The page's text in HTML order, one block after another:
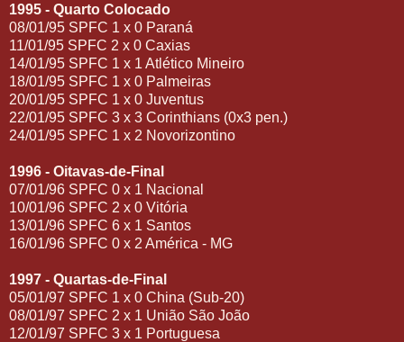
1995 - Quarto Colocado
08/01/95 SPFC 1 x 0 Paraná
11/01/95 SPFC 2 x 0 Caxias
14/01/95 SPFC 1 x 1 Atlético Mineiro
18/01/95 SPFC 1 x 0 Palmeiras
20/01/95 SPFC 1 x 0 Juventus
22/01/95 SPFC 3 x 3 Corinthians (0x3 pen.)
24/01/95 SPFC 1 x 2 Novorizontino
1996 - Oitavas-de-Final
07/01/96 SPFC 0 x 1 Nacional
10/01/96 SPFC 2 x 0 Vitória
13/01/96 SPFC 6 x 1 Santos
16/01/96 SPFC 0 x 2 América - MG
1997 - Quartas-de-Final
05/01/97 SPFC 1 x 0 China (Sub-20)
08/01/97 SPFC 2 x 1 União São João
12/01/97 SPFC 3 x 1 Portuguesa